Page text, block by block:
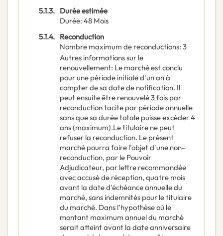
5.1.3. Durée estimée
Durée: 48 Mois
5.1.4. Reconduction
Nombre maximum de reconductions: 3
Autres informations sur le
renouvellement: Le marché est conclu
pour une période initiale d'un an à
compter de sa date de notification. Il
peut ensuite être renouvelé 3 fois par
reconduction tacite par période annuelle
sans que sa durée totale puisse excéder 4
ans (maximum).Le titulaire ne peut
refuser la reconduction. Le présent
marché pourra faire l'objet d'une non-
reconduction, par le Pouvoir
Adjudicateur, par lettre recommandée
avec accusé de réception, quatre mois
avant la date d'échéance annuelle du
marché, sans indemnités pour le titulaire
du marché. Dans l’hypothèse où le
montant maximum annuel du marché
serait atteint avant la date anniversaire